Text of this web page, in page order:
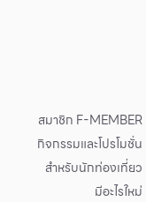
สมาชิก F-MEMBER
กิจกรรมและโปรโมชั่น
สำหรับนักท่องเที่ยว
มีอะไรใหม่